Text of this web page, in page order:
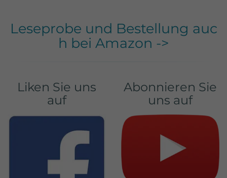
Leseprobe und Bestellung auc
h bei Amazon ->
Liken Sie uns
auf
Abonnieren Sie
uns auf